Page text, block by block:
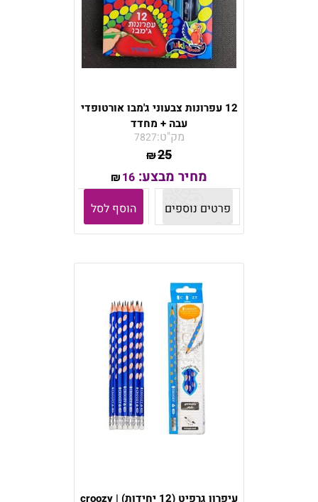
12 עפרונות צבעוני ג'מבו אורטופדי
עבה + מחדד
מק"ט:7827
₪25
מחיר מבצע: ₪16
פרטים נוספים
הוסף לסל
עיפרון גרפיט (12 יחידות) | croozy